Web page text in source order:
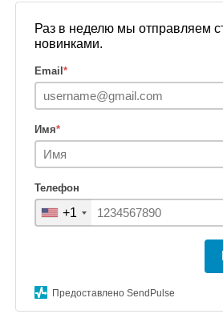
Раз в неделю мы отправляем
новинками.
Email *
Имя*
Телефон
+1
Предоставлено SendPulse